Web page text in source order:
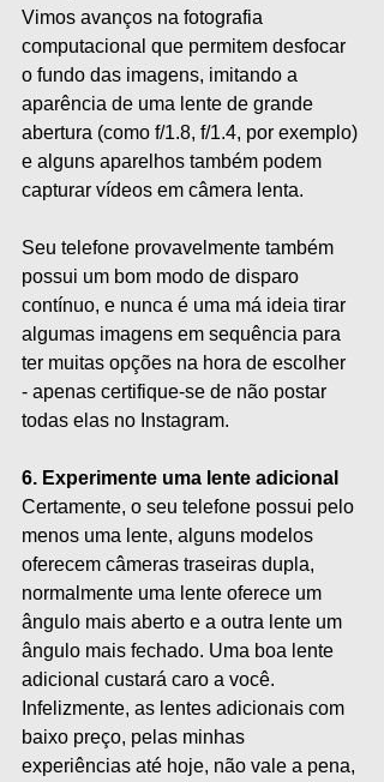
Vimos avanços na fotografia
computacional que permitem desfocar
o fundo das imagens, imitando a
aparência de uma lente de grande
abertura (como f/1.8, f/1.4, por exemplo)
e alguns aparelhos também podem
capturar vídeos em câmera lenta.
Seu telefone provavelmente também
possui um bom modo de disparo
contínuo, e nunca é uma má ideia tirar
algumas imagens em sequência para
ter muitas opções na hora de escolher
- apenas certifique-se de não postar
todas elas no Instagram.
6. Experimente uma lente adicional
Certamente, o seu telefone possui pelo
menos uma lente, alguns modelos
oferecem câmeras traseiras dupla,
normalmente uma lente oferece um
ângulo mais aberto e a outra lente um
ângulo mais fechado. Uma boa lente
adicional custará caro a você.
Infelizmente, as lentes adicionais com
baixo preço, pelas minhas
experiências até hoje, não vale a pena,